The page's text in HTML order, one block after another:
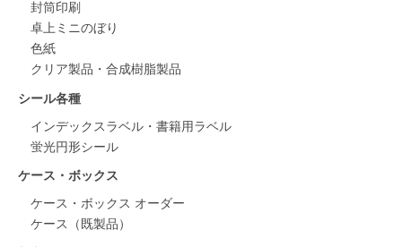
封筒印刷
卓上ミニのぼり
色紙
クリア製品・合成樹脂製品
シール各種
インデックスラベル・書籍用ラベル
蛍光円形シール
ケース・ボックス
ケース・ボックス オーダー
ケース（既製品）